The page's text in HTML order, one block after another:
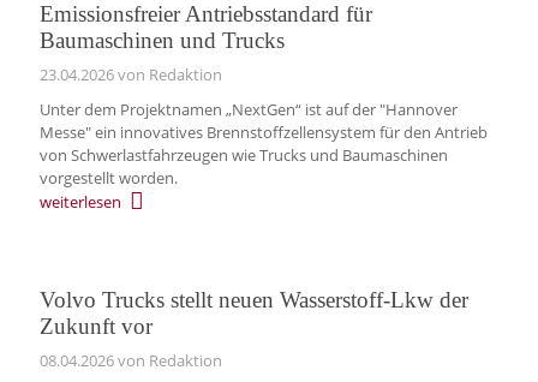
Emissionsfreier Antriebsstandard für
Baumaschinen und Trucks
23.04.2026von Redaktion
Unter dem Projektnamen „NextGen“ ist auf der "Hannover
Messe" ein innovatives Brennstoffzellensystem für den Antrieb
von Schwerlastfahrzeugen wie Trucks und Baumaschinen
vorgestellt worden.
weiterlesen
Volvo Trucks stellt neuen Wasserstoff‑Lkw der
Zukunft vor
08.04.2026von Redaktion